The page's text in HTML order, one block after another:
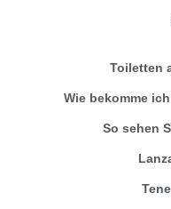
Toiletten
Wie bekomme
So sehen